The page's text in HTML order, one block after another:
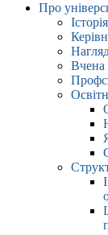
Про
Історія
Вчена